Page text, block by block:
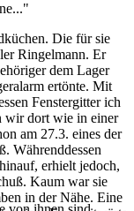
Die für sie
Ringelmann. Er
dem Lager
ertönte. Mit
Fenstergitter ich
wir dort wie in einer
am 27.3. eines der
Währenddessen
erhielt jedoch,
Kaum war sie
in der Nähe. Eine